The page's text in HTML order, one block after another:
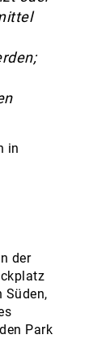
der
Süden,
Park